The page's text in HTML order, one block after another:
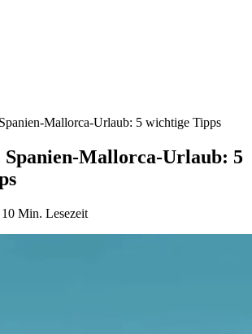
Mallorca-Urlaub: 5 wichtige Tipps
Spanien-Mallorca-Urlaub: 5
10 Min. Lesezeit